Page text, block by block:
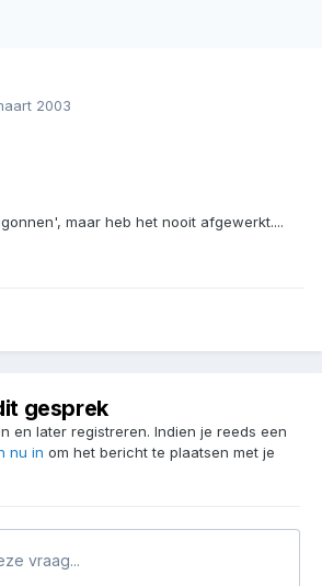
2003
maar heb het nooit afgewerkt....
gesprek
en later registreren. Indien je reeds een
nu in om het bericht te plaatsen met je
vraag...